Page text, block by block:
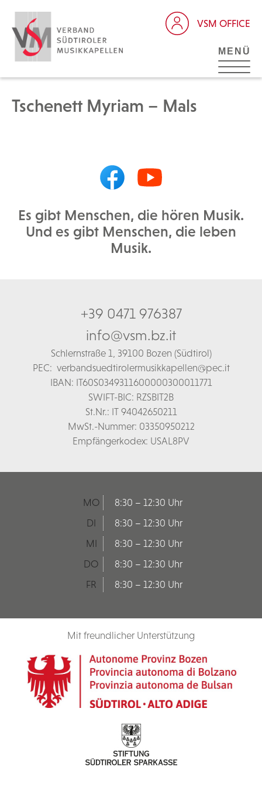
VSM OFFICE
MENÜ
Tschenett Myriam – Mals
Es gibt Menschen, die hören Musik.
Und es gibt Menschen, die leben
Musik.
+39 0471 976387
info@vsm.bz.it
Schlernstraße 1, 39100 Bozen (Südtirol)
PEC: verbandsuedtirolermusikkapellen@pec.it
IBAN: IT60S0349311600000300011771
SWIFT-BIC: RZSBIT2B
St.Nr.: IT 94042650211
MwSt.-Nummer: 03350950212
Empfängerkodex: USAL8PV
MO
8:30 – 12:30 Uhr
DI
8:30 – 12:30 Uhr
MI
8:30 – 12:30 Uhr
DO
8:30 – 12:30 Uhr
FR
8:30 – 12:30 Uhr
Mit freundlicher Unterstützung